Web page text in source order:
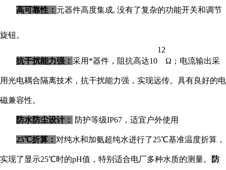
高可靠性： 元器件高度集成, 没有了复杂的功能开关和调节
旋钮。
抗干扰能力强： 采用*器件，阻抗高达10
12
Ω；电流输出采
用光电耦合隔离技术，抗干扰能力强，实现远传。具有良好的电
磁兼容性。
防水防尘设计： 防护等级IP67，适宜户外使用
25℃折算： 对纯水和加氨超纯水进行了25℃基准温度折算，
实现了显示25℃时的pH值，特别适合电厂多种水质的测量。 防